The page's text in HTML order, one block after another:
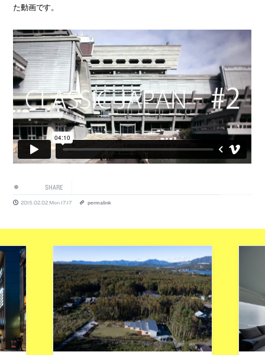
た動画です。
SHARE
2015.02.02 Mon 17:17 permalink